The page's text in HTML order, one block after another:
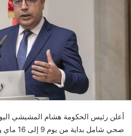
أعلن رئيس الحكومة هشام المشيشي
صحي شامل